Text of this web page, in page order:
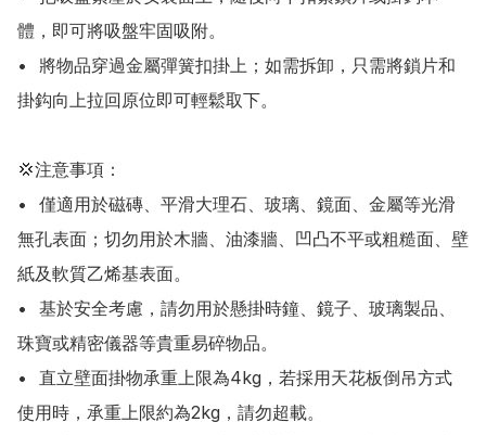
體，即可將吸盤牢固吸附。
•	將物品穿過金屬彈簧扣掛上；如需拆卸，只需將鎖片和
掛鈎向上拉回原位即可輕鬆取下。
💢注意事項：
•	僅適用於磁磚、平滑大理石、玻璃、鏡面、金屬等光滑
無孔表面；切勿用於木牆、油漆牆、凹凸不平或粗糙面、壁
紙及軟質乙烯基表面。
•	基於安全考慮，請勿用於懸掛時鐘、鏡子、玻璃製品、
珠寶或精密儀器等貴重易碎物品。
•	直立壁面掛物承重上限為4kg，若採用天花板倒吊方式
使用時，承重上限約為2kg，請勿超載。